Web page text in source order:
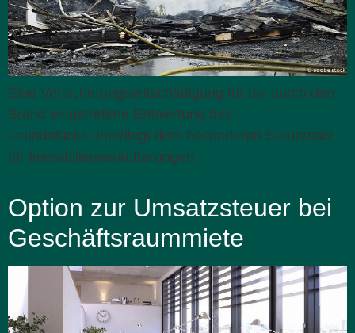
Eine Versicherungsentschädigung für die durch den
Brand eingetretene Entwertung des
Grundstücks unterliegt dem besonderen Steuersatz
für Immobilienveräußerungen.
Option zur Umsatzsteuer bei
Geschäftsraummiete